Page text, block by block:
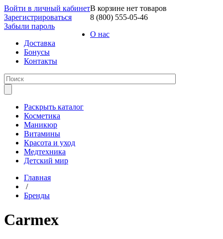
Войти в личный кабинет
Зарегистрироваться
Забыли пароль
В корзине нет товаров
8 (800) 555-05-46
О нас
Доставка
Бонусы
Контакты
Раскрыть каталог
Косметика
Маникюр
Витамины
Красота и уход
Медтехника
Детский мир
Главная
/
Бренды
Carmex